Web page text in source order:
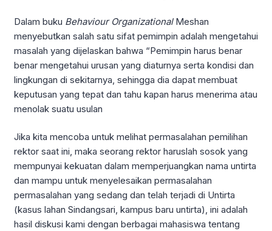
Dalam buku Behaviour Organizational Meshan
menyebutkan salah satu sifat pemimpin adalah mengetahui
masalah yang dijelaskan bahwa “Pemimpin harus benar
benar mengetahui urusan yang diaturnya serta kondisi dan
lingkungan di sekitarnya, sehingga dia dapat membuat
keputusan yang tepat dan tahu kapan harus menerima atau
menolak suatu usulan
Jika kita mencoba untuk melihat permasalahan pemilihan
rektor saat ini, maka seorang rektor haruslah sosok yang
mempunyai kekuatan dalam memperjuangkan nama untirta
dan mampu untuk menyelesaikan permasalahan
permasalahan yang sedang dan telah terjadi di Untirta
(kasus lahan Sindangsari, kampus baru untirta), ini adalah
hasil diskusi kami dengan berbagai mahasiswa tentang